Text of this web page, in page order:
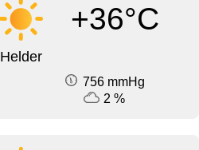
+36°C
Helder
756 mmHg
2 %